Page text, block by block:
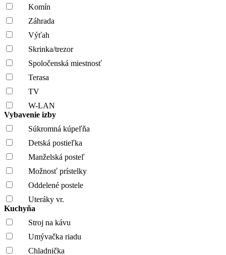
Komín
Záhrada
Výťah
Skrinka/trezor
Spoločenská miestnosť
Terasa
TV
W-LAN
Vybavenie izby
Súkromná kúpeľňa
Detská postieľka
Manželská posteľ
Možnosť prístelky
Oddelené postele
Uteráky vr.
Kuchyňa
Stroj na kávu
Umývačka riadu
Chladnička